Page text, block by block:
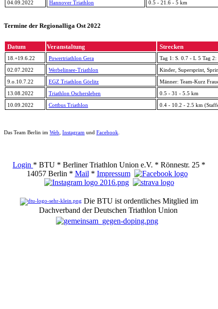
04.09.2022 Hannover Triathlon 0.5 - 21.6 - 5 km
Termine der Regionalliga Ost 2022
Datum Veranstaltung Strecken
18.+19.6.22 Powertriathlon Gera Tag 1: S. 0.7 - L 5 Tag
02.07.2022 Werbelinsee-Triathlon Kinder, Supersprint,
9.o.10.7.22 EGZ Triathlon Görlitz Männer: Team-Kurz
13.08.2022 Triathlon Oschersleben 0.5 - 31 - 5.5 km
10.09.2022 Cottbus Triathlon 0.4 - 10.2 - 2.5 km
Das Team Berlin im Web, Instagram und Facebook.
Login * BTU * Berliner Triathlon Union e.V. * Rönnestr. 25 *
14057 Berlin * Mail * Impressum
Die BTU ist ordentliches Mitglied im
Dachverband der Deutschen Triathlon Union